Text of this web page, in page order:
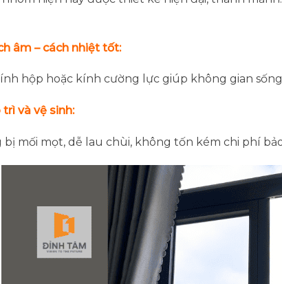
âm – cách nhiệt tốt:
hộp hoặc kính cường lực giúp không gian
và vệ sinh:
bị mối mọt, dễ lau chùi, không tốn kém chi phí